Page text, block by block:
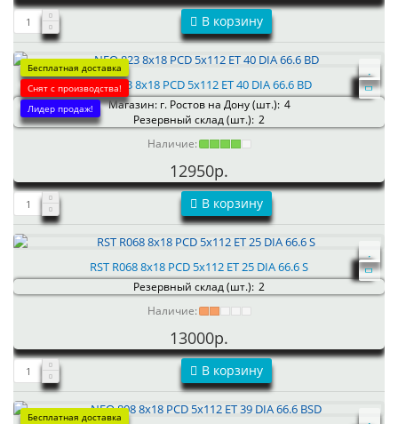
В корзину
Бесплатная доставка
Снят с производства!
Лидер продаж!
NEO 823 8x18 PCD 5x112 ET 40 DIA 66.6 BD
Магазин: г. Ростов на Дону (шт.): 4
Резервный склад (шт.): 2
Наличие:
12950р.
В корзину
RST R068 8x18 PCD 5x112 ET 25 DIA 66.6 S
Резервный склад (шт.): 2
Наличие:
13000р.
В корзину
Бесплатная доставка